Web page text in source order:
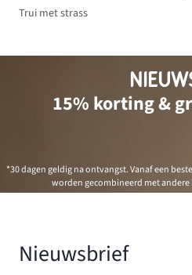
Trui met strass
15% korting &
*30 dagen geldig na ontvangst. Vanaf een
worden gecombineerd met
Nieuwsbrief